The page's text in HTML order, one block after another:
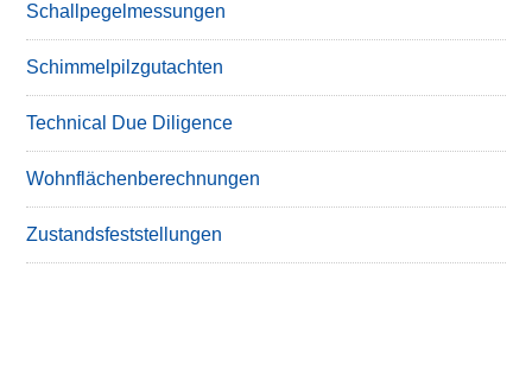
Schallpegelmessungen
Schimmelpilzgutachten
Technical Due Diligence
Wohnflächenberechnungen
Zustandsfeststellungen